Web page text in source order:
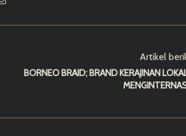
Artikel
BORNEO BRAID; BRAND KERAJINAN